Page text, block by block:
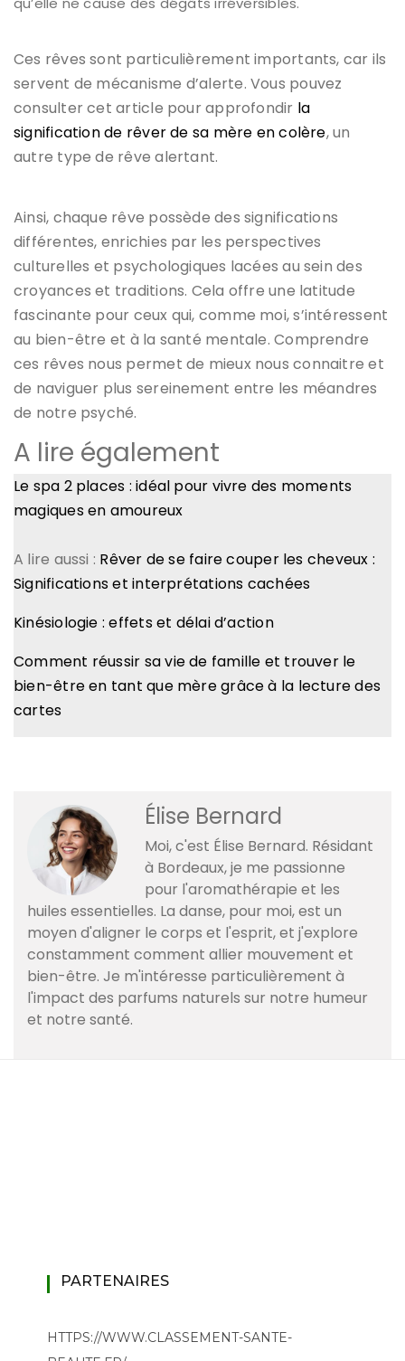
Ces rêves sont particulièrement importants, car ils
servent de mécanisme d’alerte. Vous pouvez
consulter cet article pour approfondir la
signification de rêver de sa mère en colère, un
autre type de rêve alertant.
Ainsi, chaque rêve possède des significations
différentes, enrichies par les perspectives
culturelles et psychologiques lacées au sein des
croyances et traditions. Cela offre une latitude
fascinante pour ceux qui, comme moi, s’intéressent
au bien-être et à la santé mentale. Comprendre
ces rêves nous permet de mieux nous connaitre et
de naviguer plus sereinement entre les méandres
de notre psyché.
A lire également
Le spa 2 places : idéal pour vivre des moments
magiques en amoureux
A lire aussi : Rêver de se faire couper les cheveux :
Significations et interprétations cachées
Kinésiologie : effets et délai d’action
Comment réussir sa vie de famille et trouver le
bien-être en tant que mère grâce à la lecture des
cartes
Élise Bernard
Moi, c'est Élise Bernard. Résidant
à Bordeaux, je me passionne
pour l'aromathérapie et les
huiles essentielles. La danse, pour moi, est un
moyen d'aligner le corps et l'esprit, et j'explore
constamment comment allier mouvement et
bien-être. Je m'intéresse particulièrement à
l'impact des parfums naturels sur notre humeur
et notre santé.
PARTENAIRES
HTTPS://WWW.CLASSEMENT-SANTE-